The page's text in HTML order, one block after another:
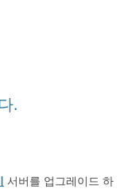
.
서버를 업그레이드 하